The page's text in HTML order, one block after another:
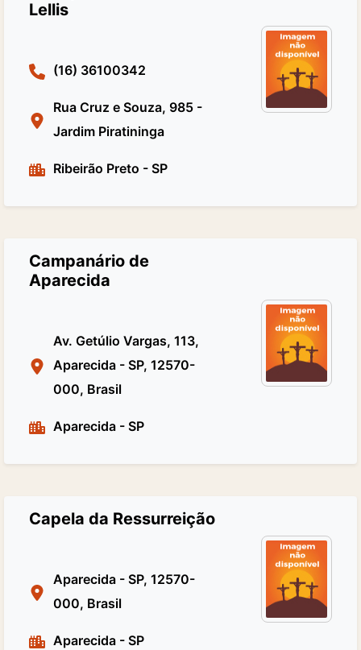
Lellis
(16) 36100342
Rua Cruz e Souza, 985 -
Jardim Piratininga
Ribeirão Preto - SP
Campanário de
Aparecida
Av. Getúlio Vargas, 113,
Aparecida - SP, 12570-
000, Brasil
Aparecida - SP
Capela da Ressurreição
Aparecida - SP, 12570-
000, Brasil
Aparecida - SP